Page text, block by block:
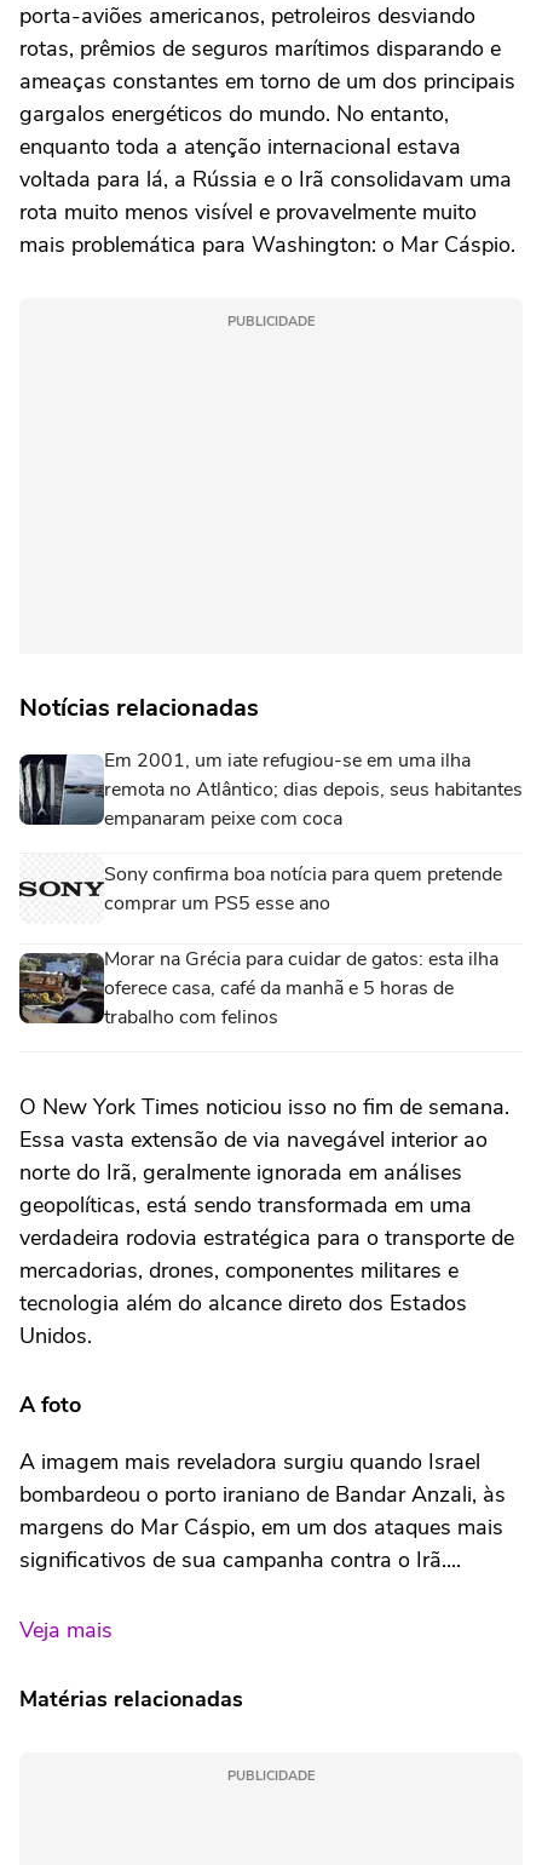
porta-aviões americanos, petroleiros desviando
rotas, prêmios de seguros marítimos disparando e
ameaças constantes em torno de um dos principais
gargalos energéticos do mundo. No entanto,
enquanto toda a atenção internacional estava
voltada para lá, a Rússia e o Irã consolidavam uma
rota muito menos visível e provavelmente muito
mais problemática para Washington: o Mar Cáspio.
PUBLICIDADE
Notícias relacionadas
Em 2001, um iate refugiou-se em uma ilha
remota no Atlântico; dias depois, seus habitantes
empanaram peixe com coca
Sony confirma boa notícia para quem pretende
comprar um PS5 esse ano
Morar na Grécia para cuidar de gatos: esta ilha
oferece casa, café da manhã e 5 horas de
trabalho com felinos
O New York Times noticiou isso no fim de semana.
Essa vasta extensão de via navegável interior ao
norte do Irã, geralmente ignorada em análises
geopolíticas, está sendo transformada em uma
verdadeira rodovia estratégica para o transporte de
mercadorias, drones, componentes militares e
tecnologia além do alcance direto dos Estados
Unidos.
A foto
A imagem mais reveladora surgiu quando Israel
bombardeou o porto iraniano de Bandar Anzali, às
margens do Mar Cáspio, em um dos ataques mais
significativos de sua campanha contra o Irã....
Veja mais
Matérias relacionadas
PUBLICIDADE